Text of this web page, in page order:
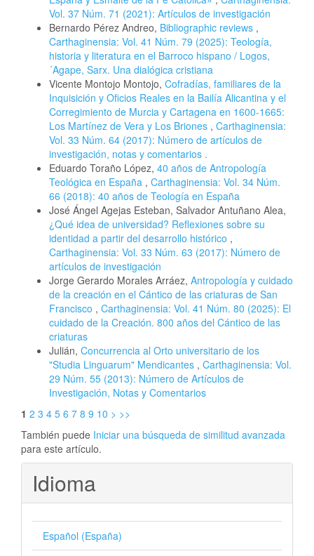
Vol. 37 Núm. 71 (2021): Artículos de investigación
Bernardo Pérez Andreo, Bibliographic reviews ,
Carthaginensia: Vol. 41 Núm. 79 (2025): Teología,
historia y literatura en el Barroco hispano / Logos,
´Agape, Sarx. Una dialógica cristiana
Vicente Montojo Montojo, Cofradías, familiares de la
Inquisición y Oficios Reales en la Bailía Alicantina y el
Corregimiento de Murcia y Cartagena en 1600-1665:
Los Martínez de Vera y Los Briones , Carthaginensia:
Vol. 33 Núm. 64 (2017): Número de artículos de
investigación, notas y comentarios .
Eduardo Toraño López, 40 años de Antropología
Teológica en España , Carthaginensia: Vol. 34 Núm.
66 (2018): 40 años de Teología en España
José Ángel Agejas Esteban, Salvador Antuñano Alea,
¿Qué idea de universidad? Reflexiones sobre su
identidad a partir del desarrollo histórico ,
Carthaginensia: Vol. 33 Núm. 63 (2017): Número de
artículos de investigación
Jorge Gerardo Morales Arráez, Antropología y cuidado
de la creación en el Cántico de las criaturas de San
Francisco , Carthaginensia: Vol. 41 Núm. 80 (2025): El
cuidado de la Creación. 800 años del Cántico de las
criaturas
Julián, Concurrencia al Orto universitario de los
"Studia Linguarum" Mendicantes , Carthaginensia: Vol.
29 Núm. 55 (2013): Número de Artículos de
Investigación, Notas y Comentarios
1 2 3 4 5 6 7 8 9 10 > >>
También puede Iniciar una búsqueda de similitud avanzada
para este artículo.
Idioma
Español (España)